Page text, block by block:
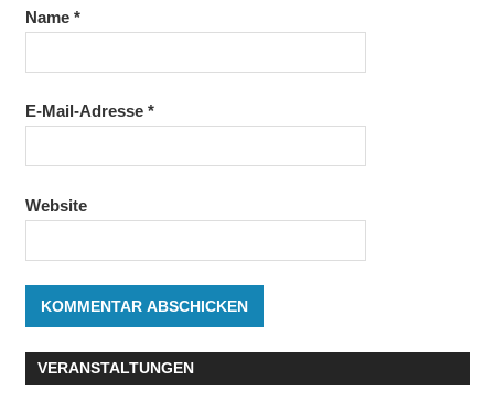
Name *
E-Mail-Adresse *
Website
VERANSTALTUNGEN